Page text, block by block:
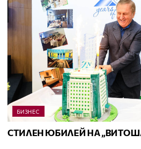
БИЗНЕС
СТИЛЕН ЮБИЛЕЙ НА